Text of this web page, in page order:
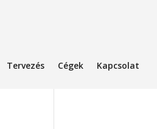
Tervezés Cégek Kapcsolat